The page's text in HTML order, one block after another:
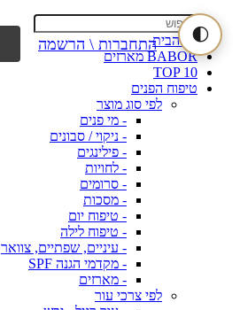
🌓דף הבית
BABOR מארזים
TOP 10
טיפוח הפנים
לפי סוג מוצר
- מי פנים
- ניקוי / סבונים
- פילינגים
- לחויות
- סרומים
- מסכות
- טיפוח יום
- טיפוח לילה
- עיניים, שפתיים, צוואר
- מקדמי הגנה SPF
- מארזים
לפי צרכי עור
התחברות \ הרשמה